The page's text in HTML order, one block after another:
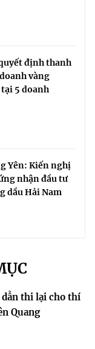
định thanh
vàng
5 doanh
Yên: Kiến nghị
nhận đầu tư
dầu Hải Nam
dẫn thi lại cho thí
Quang